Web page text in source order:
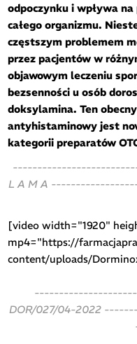
odpoczynku i wpływa
całego organizmu.
częstszym problemem
przez pacjentów w
objawowym leczeniu
bezsenności u osób
doksylamina. Ten
antyhistaminowy jest
kategorii preparatów
L A M A
[video width="1920"
mp4="https://
content/uploads/
DOR/027/04-2022